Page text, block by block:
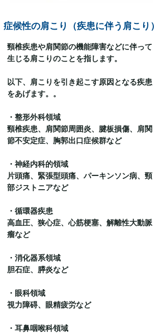
症候性の肩こり（疾患に伴う肩こり）
頸椎疾患や肩関節の機能障害などに伴って
生じる肩こりのことを指します。
以下、肩こりを引き起こす原因となる疾患
をあげます。。
・整形外科領域
頸椎疾患、肩関節周囲炎、腱板損傷、肩関
節不安定症、胸郭出口症候群など
・神経内科的領域
片頭痛、緊張型頭痛、パーキンソン病、頸
部ジストニアなど
・循環器疾患
高血圧、狭心症、心筋梗塞、解離性大動脈
瘤など
・消化器系領域
胆石症、膵炎など
・眼科領域
視力障碍、眼精疲労など
・耳鼻咽喉科領域